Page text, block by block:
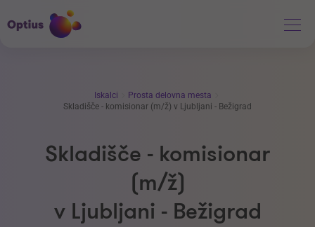
Iskalci
Prosta delovna mesta
Skladišče - komisionar (m/ž) v Ljubljani - Bežigrad
Skladišče - komisionar
(m/ž)
v Ljubljani - Bežigrad